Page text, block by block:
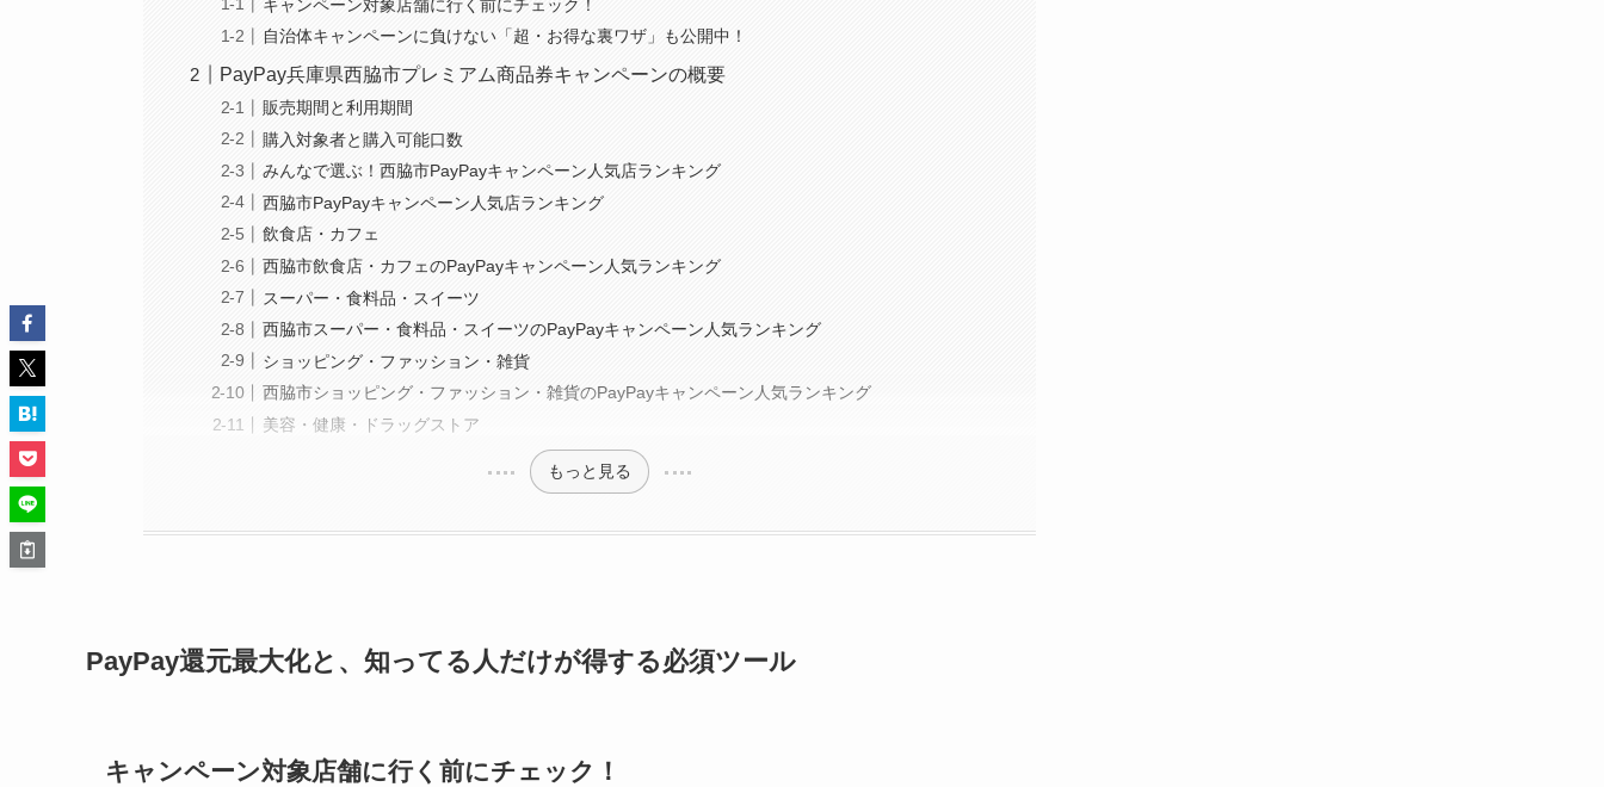
キャンペーン対象店舗に行く前にチェック！
自治体キャンペーンに負けない「超・お得な裏ワザ」も公開中！
PayPay兵庫県西脇市プレミアム商品券キャンペーンの概要
販売期間と利用期間
購入対象者と購入可能口数
みんなで選ぶ！西脇市PayPayキャンペーン人気店ランキング
西脇市PayPayキャンペーン人気店ランキング
飲食店・カフェ
西脇市飲食店・カフェのPayPayキャンペーン人気ランキング
スーパー・食料品・スイーツ
西脇市スーパー・食料品・スイーツのPayPayキャンペーン人気ランキング
ショッピング・ファッション・雑貨
西脇市ショッピング・ファッション・雑貨のPayPayキャンペーン人気ランキング
美容・健康・ドラッグストア
もっと見る
PayPay還元最大化と、知ってる人だけが得する必須ツール
キャンペーン対象店舗に行く前にチェック！